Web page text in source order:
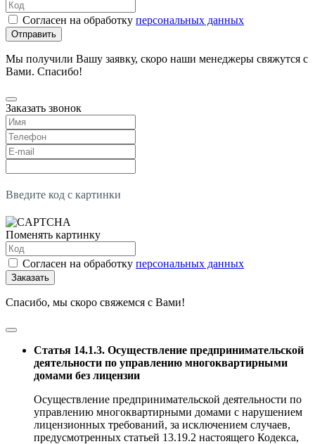
Согласен на обработку персональных данных
Отправить
Мы получили Вашу заявку, скоро наши менеджеры свяжутся с
Вами. Спасибо!
Заказать звонок
Введите код с картинки
Поменять картинку
Согласен на обработку персональных данных
Заказать
Спасибо, мы скоро свяжемся с Вами!
Статья 14.1.3. Осуществление предпринимательской
деятельности по управлению многоквартирными
домами без лицензии
Осуществление предпринимательской деятельности по
управлению многоквартирными домами с нарушением
лицензионных требований, за исключением случаев,
предусмотренных статьей 13.19.2 настоящего Кодекса,